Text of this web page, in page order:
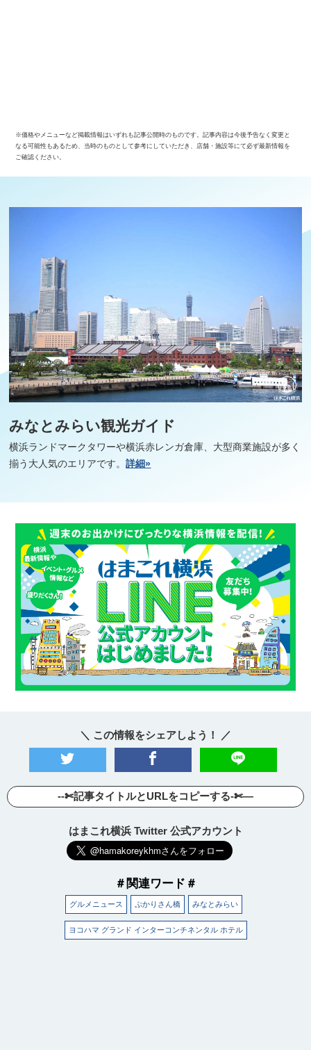
※価格やメニューなど掲載情報はいずれも記事公開時のものです。記事内容は今後予告なく変更と
なる可能性もあるため、当時のものとして参考にしていただき、店舗・施設等にて必ず最新情報を
ご確認ください。
みなとみらい観光ガイド
横浜ランドマークタワーや横浜赤レンガ倉庫、大型商業施設が多く
揃う大人気のエリアです。詳細»
＼ この情報をシェアしよう！ ／
--✄記事タイトルとURLをコピーする-✄—
はまこれ横浜 Twitter 公式アカウント
＃関連ワード＃
グルメニュース ぷかりさん橋 みなとみらい
ヨコハマ グランド インターコンチネンタル ホテル